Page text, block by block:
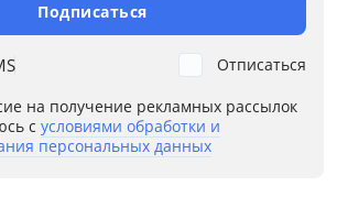
Подписаться
на получение рекламных рассылок
с условиями обработки и
персональных данных
Отписаться